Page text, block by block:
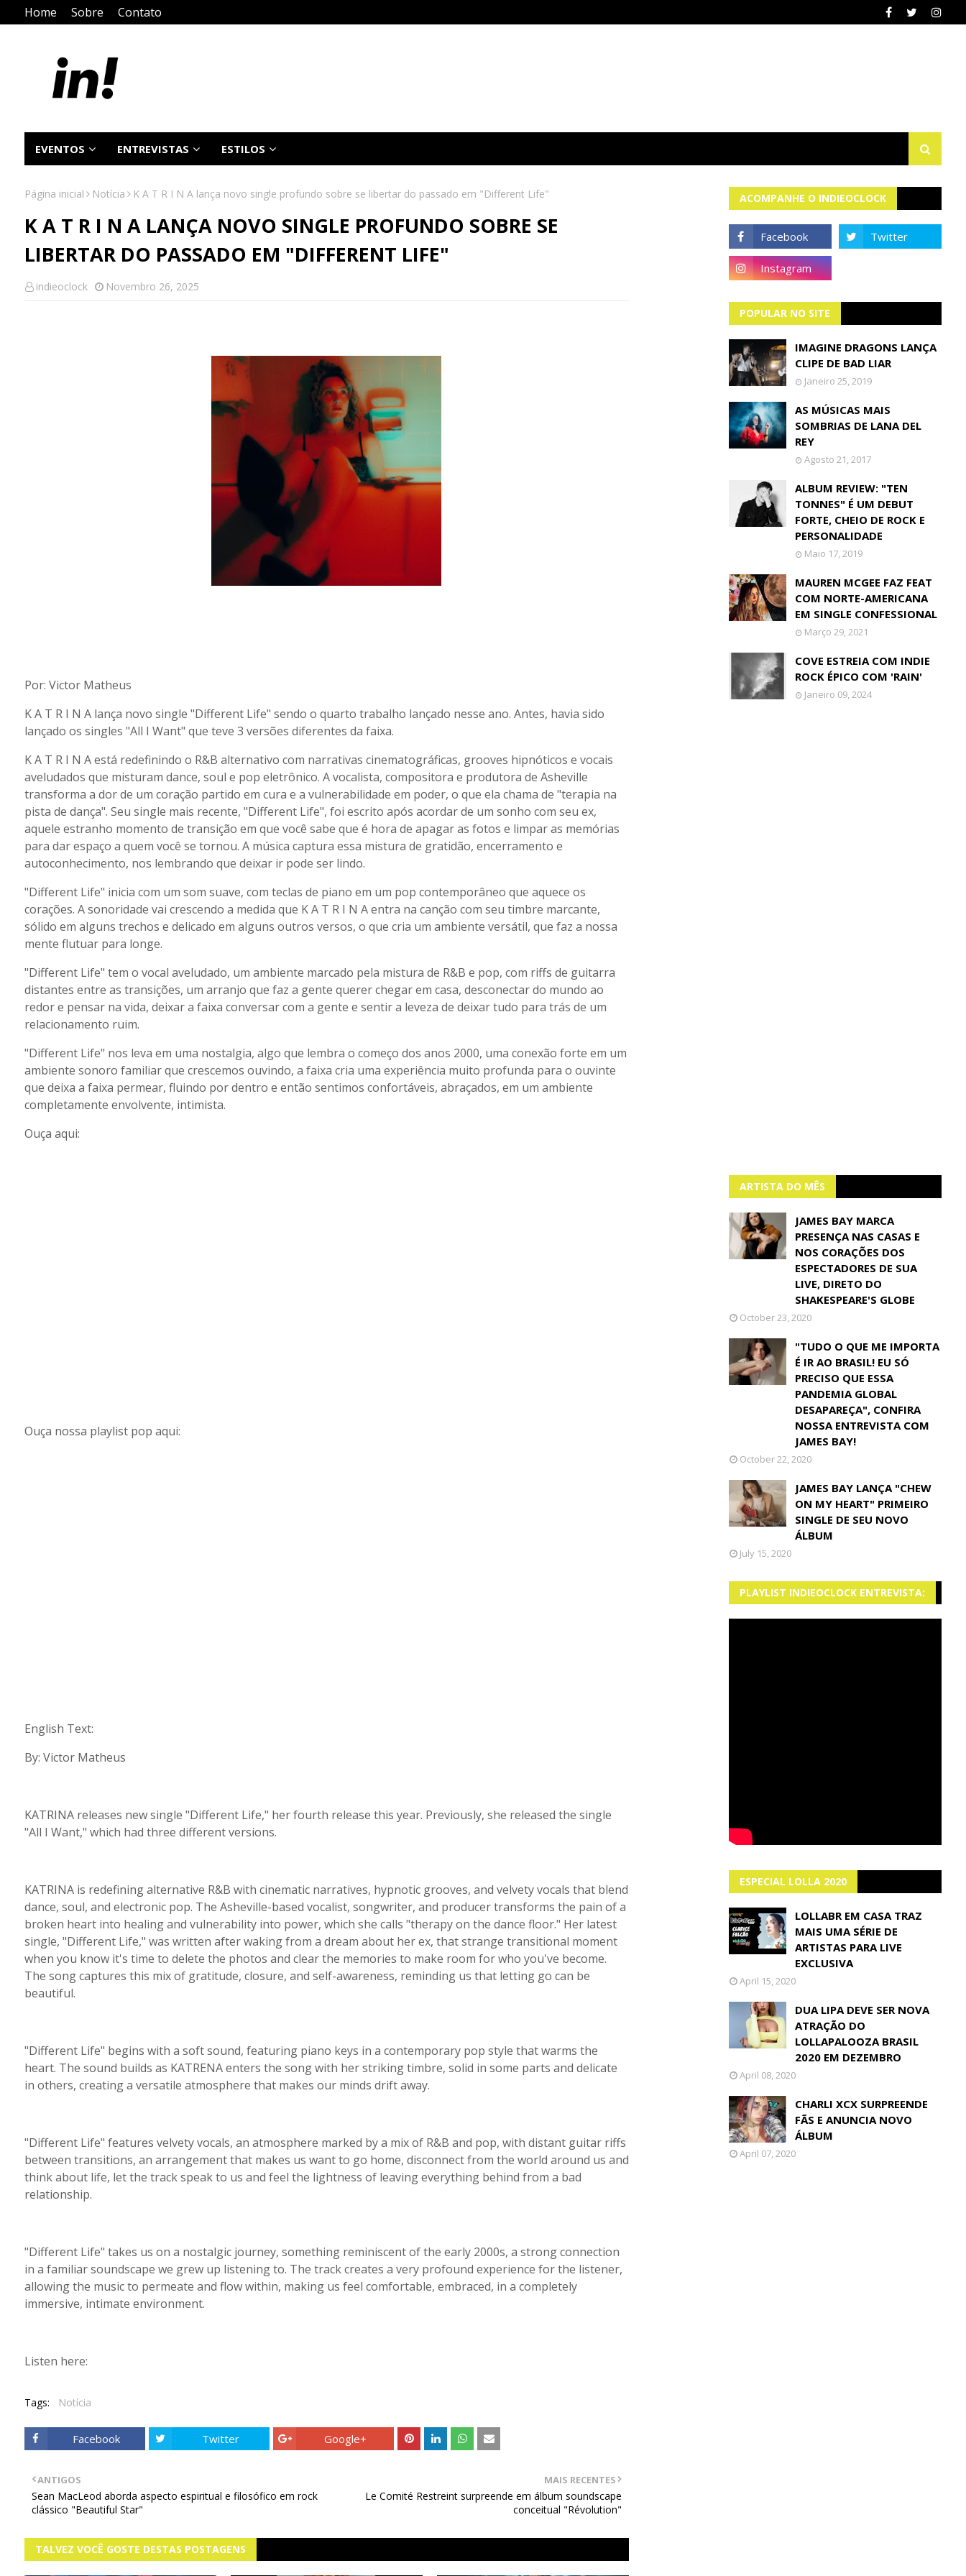
Home Sobre Contato
EVENTOS ENTREVISTAS ESTILOS
Página inicial Notícia K A T R I N A lança novo single profundo sobre se libertar do passado em "Different Life"
K A T R I N A LANÇA NOVO SINGLE PROFUNDO SOBRE SE
LIBERTAR DO PASSADO EM "DIFFERENT LIFE"
indieoclock Novembro 26, 2025
Por: Victor Matheus
K A T R I N A lança novo single "Different Life" sendo o quarto trabalho lançado nesse ano. Antes, havia sido
lançado os singles "All I Want" que teve 3 versões diferentes da faixa.
K A T R I N A está redefinindo o R&B alternativo com narrativas cinematográficas, grooves hipnóticos e vocais
aveludados que misturam dance, soul e pop eletrônico. A vocalista, compositora e produtora de Asheville
transforma a dor de um coração partido em cura e a vulnerabilidade em poder, o que ela chama de "terapia na
pista de dança". Seu single mais recente, "Different Life", foi escrito após acordar de um sonho com seu ex,
aquele estranho momento de transição em que você sabe que é hora de apagar as fotos e limpar as memórias
para dar espaço a quem você se tornou. A música captura essa mistura de gratidão, encerramento e
autoconhecimento, nos lembrando que deixar ir pode ser lindo.
"Different Life" inicia com um som suave, com teclas de piano em um pop contemporâneo que aquece os
corações. A sonoridade vai crescendo a medida que K A T R I N A entra na canção com seu timbre marcante,
sólido em alguns trechos e delicado em alguns outros versos, o que cria um ambiente versátil, que faz a nossa
mente flutuar para longe.
"Different Life" tem o vocal aveludado, um ambiente marcado pela mistura de R&B e pop, com riffs de guitarra
distantes entre as transições, um arranjo que faz a gente querer chegar em casa, desconectar do mundo ao
redor e pensar na vida, deixar a faixa conversar com a gente e sentir a leveza de deixar tudo para trás de um
relacionamento ruim.
"Different Life" nos leva em uma nostalgia, algo que lembra o começo dos anos 2000, uma conexão forte em um
ambiente sonoro familiar que crescemos ouvindo, a faixa cria uma experiência muito profunda para o ouvinte
que deixa a faixa permear, fluindo por dentro e então sentimos confortáveis, abraçados, em um ambiente
completamente envolvente, intimista.
Ouça aqui:
Ouça nossa playlist pop aqui:
English Text:
By: Victor Matheus
KATRINA releases new single "Different Life," her fourth release this year. Previously, she released the single
"All I Want," which had three different versions.
KATRINA is redefining alternative R&B with cinematic narratives, hypnotic grooves, and velvety vocals that blend
dance, soul, and electronic pop. The Asheville-based vocalist, songwriter, and producer transforms the pain of a
broken heart into healing and vulnerability into power, which she calls "therapy on the dance floor." Her latest
single, "Different Life," was written after waking from a dream about her ex, that strange transitional moment
when you know it's time to delete the photos and clear the memories to make room for who you've become.
The song captures this mix of gratitude, closure, and self-awareness, reminding us that letting go can be
beautiful.
"Different Life" begins with a soft sound, featuring piano keys in a contemporary pop style that warms the
heart. The sound builds as KATRENA enters the song with her striking timbre, solid in some parts and delicate
in others, creating a versatile atmosphere that makes our minds drift away.
"Different Life" features velvety vocals, an atmosphere marked by a mix of R&B and pop, with distant guitar riffs
between transitions, an arrangement that makes us want to go home, disconnect from the world around us and
think about life, let the track speak to us and feel the lightness of leaving everything behind from a bad
relationship.
"Different Life" takes us on a nostalgic journey, something reminiscent of the early 2000s, a strong connection
in a familiar soundscape we grew up listening to. The track creates a very profound experience for the listener,
allowing the music to permeate and flow within, making us feel comfortable, embraced, in a completely
immersive, intimate environment.
Listen here:
Tags: Notícia
Facebook Twitter Google+
MAIS RECENTES
Le Comité Restreint surpreende em álbum soundscape
conceitual "Révolution"
ANTIGOS
Sean MacLeod aborda aspecto espiritual e filosófico em rock
clássico "Beautiful Star"
TALVEZ VOCÊ GOSTE DESTAS POSTAGENS
ACOMPANHE O INDIEOCLOCK
POPULAR NO SITE
IMAGINE DRAGONS LANÇA
CLIPE DE BAD LIAR
Janeiro 25, 2019
AS MÚSICAS MAIS
SOMBRIAS DE LANA DEL
REY
Agosto 21, 2017
ALBUM REVIEW: "TEN
TONNES" É UM DEBUT
FORTE, CHEIO DE ROCK E
PERSONALIDADE
Maio 17, 2019
MAUREN MCGEE FAZ FEAT
COM NORTE-AMERICANA
EM SINGLE CONFESSIONAL
Março 29, 2021
COVE ESTREIA COM INDIE
ROCK ÉPICO COM 'RAIN'
Janeiro 09, 2024
ARTISTA DO MÊS
JAMES BAY MARCA
PRESENÇA NAS CASAS E
NOS CORAÇÕES DOS
ESPECTADORES DE SUA
LIVE, DIRETO DO
SHAKESPEARE'S GLOBE
October 23, 2020
"TUDO O QUE ME IMPORTA
É IR AO BRASIL! EU SÓ
PRECISO QUE ESSA
PANDEMIA GLOBAL
DESAPAREÇA", CONFIRA
NOSSA ENTREVISTA COM
JAMES BAY!
October 22, 2020
JAMES BAY LANÇA "CHEW
ON MY HEART" PRIMEIRO
SINGLE DE SEU NOVO
ÁLBUM
July 15, 2020
PLAYLIST INDIEOCLOCK ENTREVISTA:
ESPECIAL LOLLA 2020
LOLLABR EM CASA TRAZ
MAIS UMA SÉRIE DE
ARTISTAS PARA LIVE
EXCLUSIVA
April 15, 2020
DUA LIPA DEVE SER NOVA
ATRAÇÃO DO
LOLLAPALOOZA BRASIL
2020 EM DEZEMBRO
April 08, 2020
CHARLI XCX SURPREENDE
FÃS E ANUNCIA NOVO
ÁLBUM
April 07, 2020